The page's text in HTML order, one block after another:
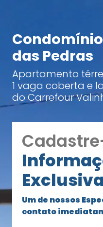
das Pedras
Apartamento
1 vaga coberta e
do Carrefour
Um de nossos
contato